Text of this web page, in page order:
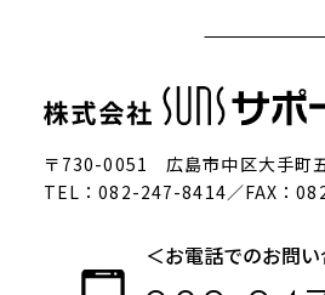
〒730-0051 広島市中区大手町
TEL：082-247-8414／FAX：
＜お電話でのお問